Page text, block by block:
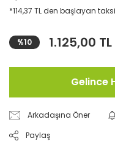
*114,37 TL den başlayan
%10 1.125,00 TL
Gelince
Arkadaşına Öner
Paylaş